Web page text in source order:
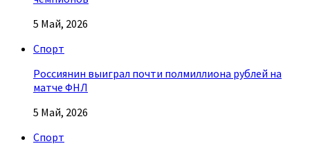
5 Май, 2026
Спорт
Россиянин выиграл почти полмиллиона рублей на
матче ФНЛ
5 Май, 2026
Спорт